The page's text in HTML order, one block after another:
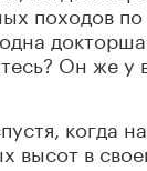
походов
Он же у
когда
высот в